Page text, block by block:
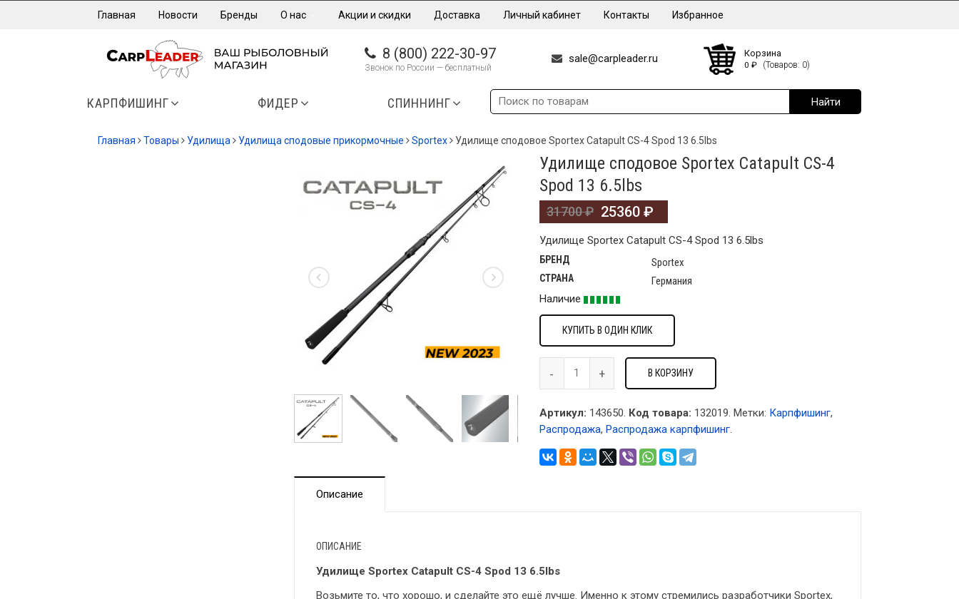
Главная Новости Бренды О нас Акции и скидки Доставка Личный кабинет Контакты Избранное
8 (800) 222-30-97
Звонок по России — бесплатный
sale@carpleader.ru Корзина
0 ₽ (Товаров: 0)
КАРПФИШИНГ ФИДЕР СПИННИНГ
Главная Товары Удилища Удилища сподовые прикормочные Sportex Удилище сподовое Sportex Catapult CS-4 Spod 13 6.5lbs
Удилище сподовое Sportex Catapult CS-4
Spod 13 6.5lbs
31700₽ 25360 ₽
Удилище Sportex Catapult CS-4 Spod 13 6.5lbs
БРЕНД Sportex
СТРАНА
Германия
Наличие
КУПИТЬ В ОДИН КЛИК
В КОРЗИНУ
Артикул: 143650. Код товара: 132019. Метки: Карпфишинг,
Распродажа, Распродажа карпфишинг.
Описание
ОПИСАНИЕ
Удилище Sportex Catapult CS-4 Spod 13 6.5lbs
Возьмите то, что хорошо, и сделайте это ещё лучше. Именно к этому стремились разработчики Sportex,